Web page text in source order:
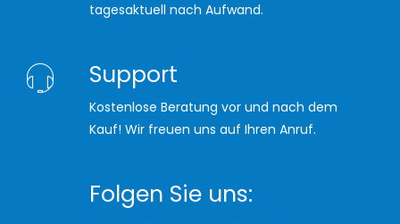
tagesaktuell nach Aufwand.
Support
Kostenlose Beratung vor und nach dem
Kauf! Wir freuen uns auf Ihren Anruf.
Folgen Sie uns: